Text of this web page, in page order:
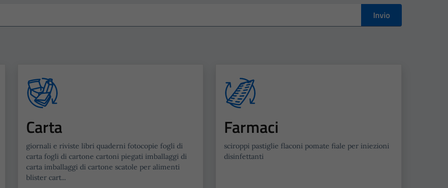
Invio
Carta
giornali e riviste libri quaderni fotocopie fogli di
carta fogli di cartone cartoni piegati imballaggi di
carta imballaggi di cartone scatole per alimenti
blister cart...
Farmaci
sciroppi pastiglie flaconi pomate fiale per iniezioni
disinfettanti